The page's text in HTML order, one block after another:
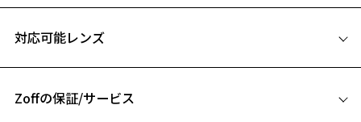
※この商品は一部店舗で販売している商品になります。
B ブリッジ(鼻部分)の横幅：19mm
対応可能レンズ
Zoffの保証/サービス